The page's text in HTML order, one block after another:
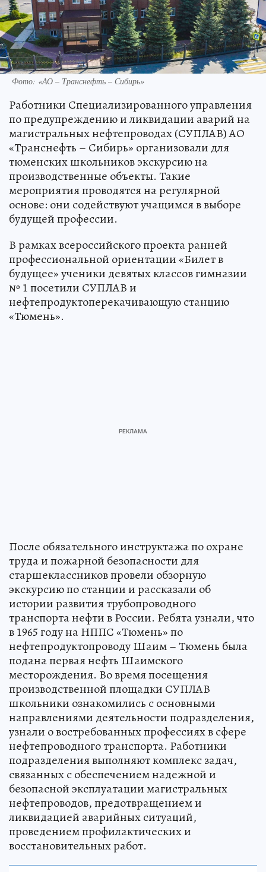
Фото: «АО – Транснефть – Сибирь»
Работники Специализированного управления
по предупреждению и ликвидации аварий на
магистральных нефтепроводах (СУПЛАВ) АО
«Транснефть – Сибирь» организовали для
тюменских школьников экскурсию на
производственные объекты. Такие
мероприятия проводятся на регулярной
основе: они содействуют учащимся в выборе
будущей профессии.
В рамках всероссийского проекта ранней
профессиональной ориентации «Билет в
будущее» ученики девятых классов гимназии
№ 1 посетили СУПЛАВ и
нефтепродуктоперекачивающую станцию
«Тюмень».
После обязательного инструктажа по охране
труда и пожарной безопасности для
старшеклассников провели обзорную
экскурсию по станции и рассказали об
истории развития трубопроводного
транспорта нефти в России. Ребята узнали, что
в 1965 году на НППС «Тюмень» по
нефтепродуктопроводу Шаим – Тюмень была
подана первая нефть Шаимского
месторождения. Во время посещения
производственной площадки СУПЛАВ
школьники ознакомились с основными
направлениями деятельности подразделения,
узнали о востребованных профессиях в сфере
нефтепроводного транспорта. Работники
подразделения выполняют комплекс задач,
связанных с обеспечением надежной и
безопасной эксплуатации магистральных
нефтепроводов, предотвращением и
ликвидацией аварийных ситуаций,
проведением профилактических и
восстановительных работ.